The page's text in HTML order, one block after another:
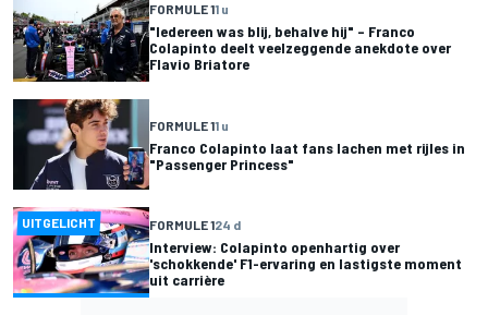
FORMULE 11 u
"Iedereen was blij, behalve hij" – Franco
Colapinto deelt veelzeggende anekdote over
Flavio Briatore
FORMULE 11 u
Franco Colapinto laat fans lachen met rijles in
"Passenger Princess"
UITGELICHT FORMULE 124 d
Interview: Colapinto openhartig over
'schokkende' F1-ervaring en lastigste moment
uit carrière